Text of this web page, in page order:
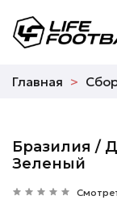
Главная
Бразилия /
Зеленый